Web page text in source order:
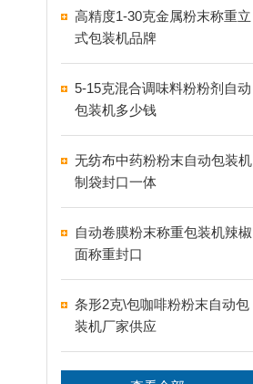
高精度1-30克金属粉末称重立
式包装机品牌
5-15克混合调味料粉粉剂自动
包装机多少钱
无纺布中药粉粉末自动包装机
制袋封口一体
自动卷膜粉末称重包装机辣椒
面称重封口
条形2克\包咖啡粉粉末自动包
装机厂家供应